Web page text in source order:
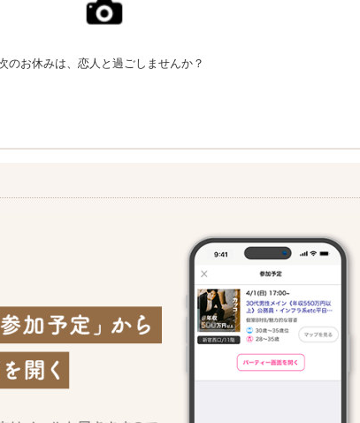
のお休みは、恋人と過ごしませんか？